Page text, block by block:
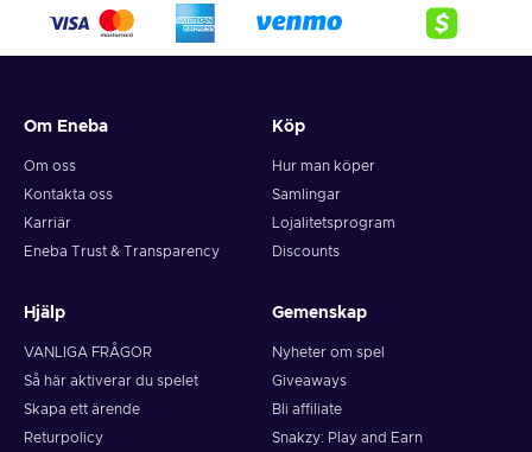
Om Eneba
Om oss
Kontakta oss
Karriär
Eneba Trust & Transparency
Köp
Hur man köper
Samlingar
Lojalitetsprogram
Discounts
Hjälp
VANLIGA FRÅGOR
Så här aktiverar du spelet
Skapa ett ärende
Returpolicy
Gemenskap
Nyheter om spel
Giveaways
Bli affiliate
Snakzy: Play and Earn